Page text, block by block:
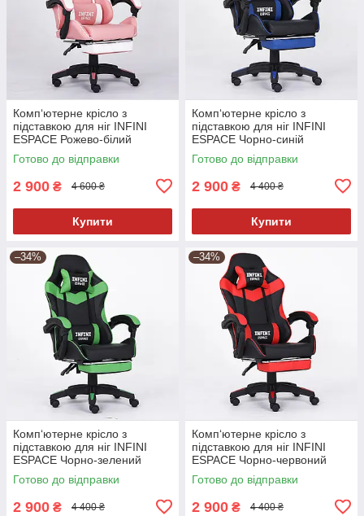
Комп‘ютерне крісло з
підставкою для ніг INFINI
ESPACE Рожево-білий
Готово до відправки
2 900 ₴ 4 600 ₴
Купити
Комп‘ютерне крісло з
підставкою для ніг INFINI
ESPACE Чорно-синій
Готово до відправки
2 900 ₴ 4 400 ₴
Купити
–34%
Комп‘ютерне крісло з
підставкою для ніг INFINI
ESPACE Чорно-зелений
Готово до відправки
2 900 ₴ 4 400 ₴
–34%
Комп‘ютерне крісло з
підставкою для ніг INFINI
ESPACE Чорно-червоний
Готово до відправки
2 900 ₴ 4 400 ₴